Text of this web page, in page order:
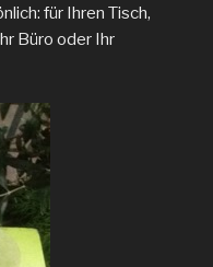
für Ihren Tisch,
Büro oder Ihr